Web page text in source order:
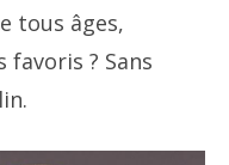
tous âges,
? Sans